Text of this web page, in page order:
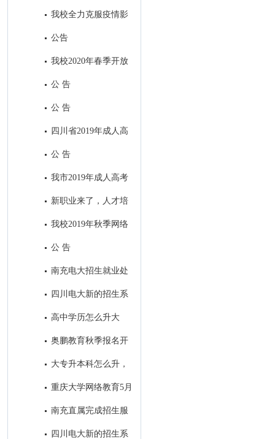
H5制作及在南充主流媒体微信
布项目招标公告
我校全力克服疫情影
响，招生工作取得丰硕成果
公告
我校2020年春季开放
教育招生全面结束
公 告
公 告
四川省2019年成人高
校招生全国统一考试录取最低控
公 告
我市2019年成人高考
考试顺利结束
新职业来了，人才培
养咋跟上？
我校2019年秋季网络
教育招生顺利落下帷幕
公 告
南充电大招生就业处
2019年春季工作亮点
四川电大新的招生系
统今日定型
高中学历怎么升大
奥鹏教育秋季报名开
大专升本科怎么升，
大专生怎样考本科？
重庆大学网络教育5月
7号开始报名！
南充直属完成招生服
务中心建设
四川电大新的招生系